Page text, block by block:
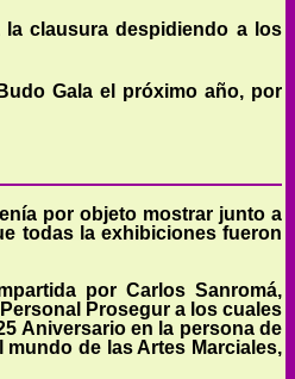
clausura despidiendo a los
Gala el próximo año, por
por objeto mostrar junto a
todas la exhibiciones fueron
por Carlos Sanromá,
Prosegur a los cuales
Aniversario en la persona de
de las Artes Marciales,